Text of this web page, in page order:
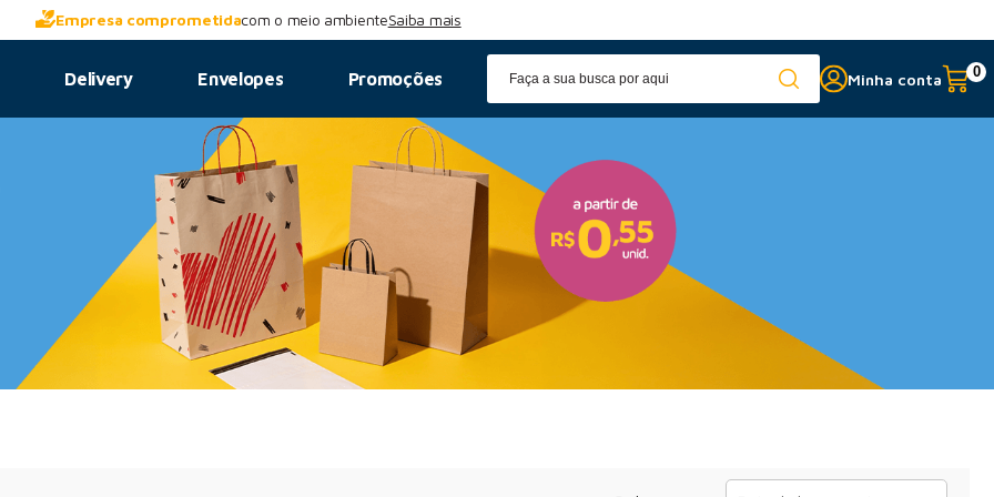
Empresa comprometidacom o meio ambienteSaiba mais
Delivery Envelopes Promoções Minha conta 0